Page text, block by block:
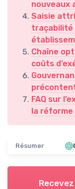
nouveaux
Saisie
traçabilité
Chaîne
coûts
FAQ sur
la réforme
Résumer